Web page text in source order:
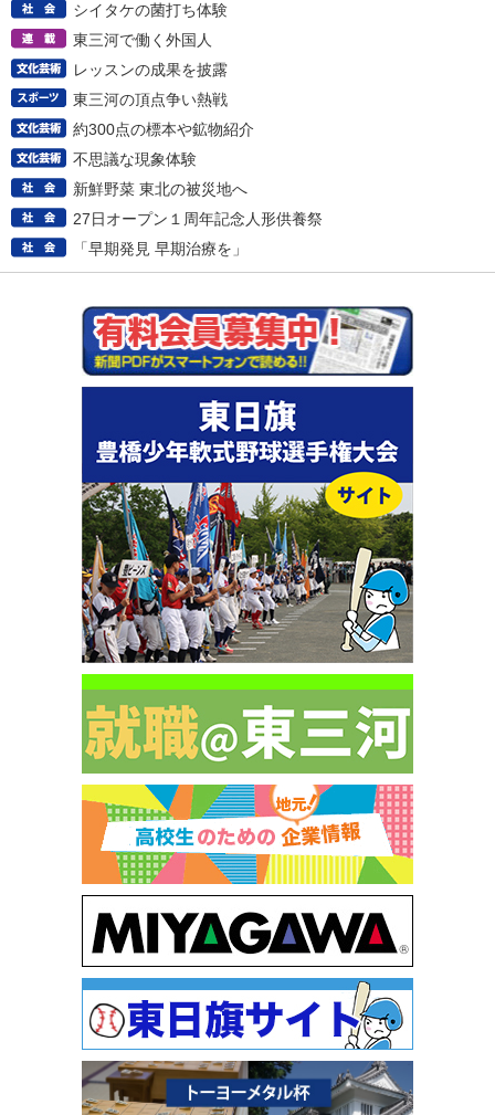
シイタケの菌打ち体験
東三河で働く外国人
レッスンの成果を披露
東三河の頂点争い熱戦
約300点の標本や鉱物紹介
不思議な現象体験
新鮮野菜 東北の被災地へ
27日オープン１周年記念人形供養祭
「早期発見 早期治療を」